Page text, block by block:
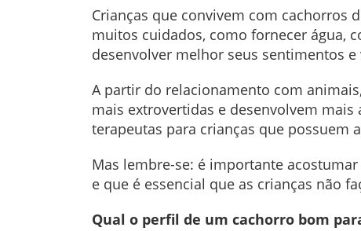
Crianças que convivem com cachorros
muitos cuidados, como fornecer água,
desenvolver melhor seus sentimentos
A partir do relacionamento com
mais extrovertidas e desenvolvem
terapeutas para crianças que possuem
Mas lembre-se: é importante
e que é essencial que as crianças não
Qual o perfil de um cachorro bom